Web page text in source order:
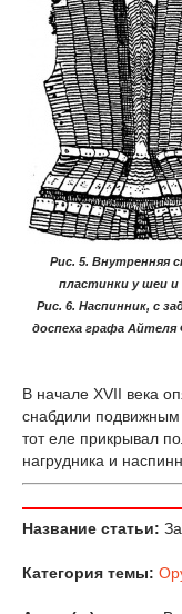
Рис. 5. Внутренняя
пластинки у шеи и
Рис. 6. Наспинник, с
доспеха графа Айтеля
В начале XVII века
снабдили подвижным
тот еле прикрывал
нагрудника и
Название статьи:
Категория темы: